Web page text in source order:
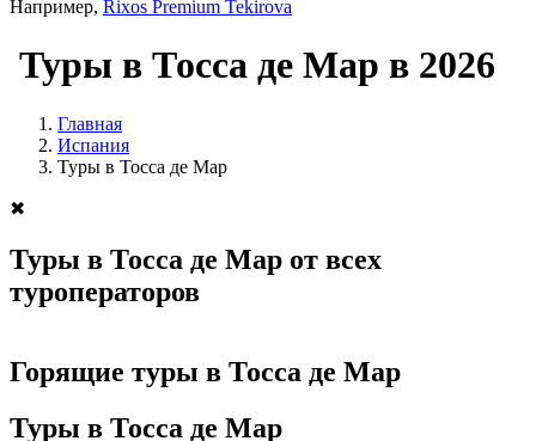
Например, Rixos Premium Tekirova
Туры в Тосса де Мар в 2026
Главная
Испания
Туры в Тосса де Мар
✖
Туры в Тосса де Мар от всех
туроператоров
Горящие туры в Тосса де Мар
Туры в Тосса де Мар